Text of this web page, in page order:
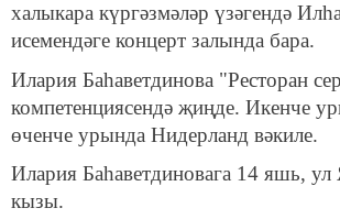
халыкара күргәзмәләр үзәгендә
исемендәге концерт залында бара.
Илария Баһаветдинова "Ресторан
компетенциясендә җиңде. Икенче
өченче урында Нидерланд вәкиле.
Илария Баһаветдиновага 14 яшь,
кызы.